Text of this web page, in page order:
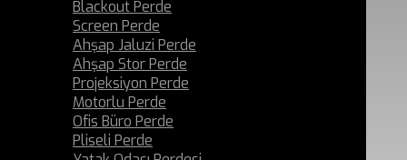
Blackout Perde
Screen Perde
Ahşap Jaluzi Perde
Ahşap Stor Perde
Projeksiyon Perde
Motorlu Perde
Ofis Büro Perde
Pliseli Perde